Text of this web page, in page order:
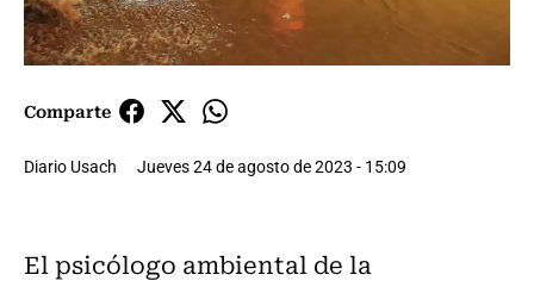
Comparte
Diario Usach Jueves 24 de agosto de 2023 - 15:09
El psicólogo ambiental de la